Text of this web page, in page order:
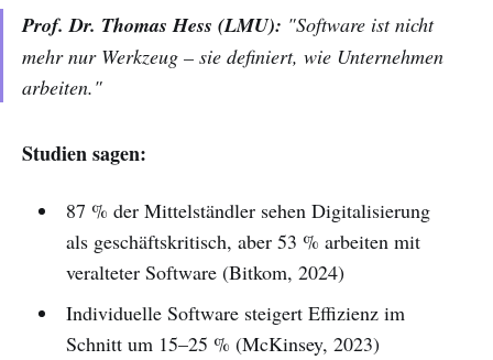
Prof. Dr. Thomas Hess (LMU): "Software ist nicht
mehr nur Werkzeug – sie definiert, wie Unternehmen
arbeiten."
Studien sagen:
87 % der Mittelständler sehen Digitalisierung
als geschäftskritisch, aber 53 % arbeiten mit
veralteter Software (Bitkom, 2024)
Individuelle Software steigert Effizienz im
Schnitt um 15–25 % (McKinsey, 2023)